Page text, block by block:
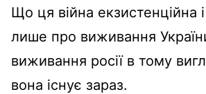
Що ця війна екзистенційна
лише про виживання
виживання росії в тому
вона існує зараз.